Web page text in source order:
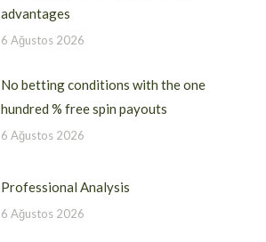
advantages
6 Ağustos 2026
No betting conditions with the one
hundred % free spin payouts
6 Ağustos 2026
Professional Analysis
6 Ağustos 2026